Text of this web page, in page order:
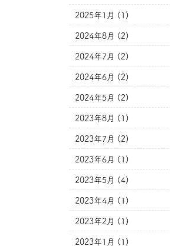
2025年1月 (1)
2024年8月 (2)
2024年7月 (2)
2024年6月 (2)
2024年5月 (2)
2023年8月 (1)
2023年7月 (2)
2023年6月 (1)
2023年5月 (4)
2023年4月 (1)
2023年2月 (1)
2023年1月 (1)